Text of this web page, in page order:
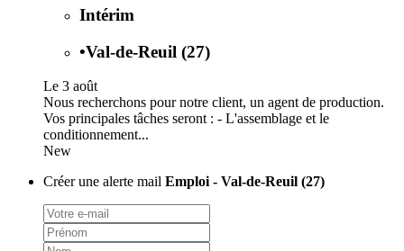
Intérim
•Val-de-Reuil (27)
Le 3 août
Nous recherchons pour notre client, un agent de production.
Vos principales tâches seront : - L'assemblage et le
conditionnement...
New
Créer une alerte mail Emploi - Val-de-Reuil (27)